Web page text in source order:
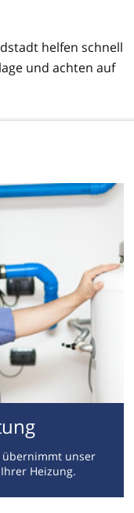
helfen schnell
und achten auf
unser
Heizung.